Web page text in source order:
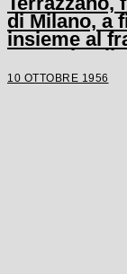
di Milano, a
insieme al
ostaggio gli
10 OTTOBRE 1956